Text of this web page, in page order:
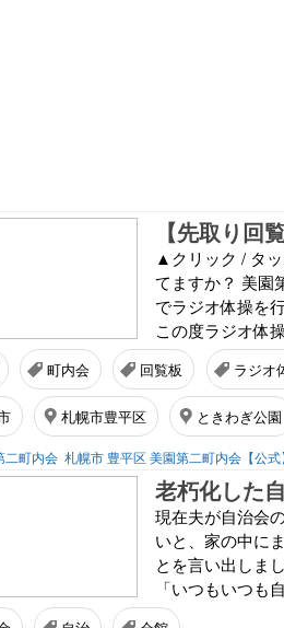
【先取り回
▲クリック / タ
てますか？ 美園
でラジオ体操を
この度ラジオ体
町内会 回覧板 ラジオ
札幌市豊平区 ときわぎ公園
二町内会 札幌市 豊平区 美園第二町内会【公
現在夫が自治会
いと、家の中に
とを言い出しま
「いつもいつも